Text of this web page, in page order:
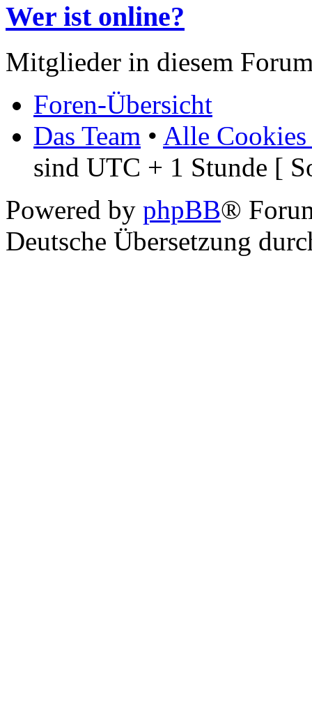
Wer ist online?
Mitglieder in diesem
Foren-Übersicht
Das Team • Alle Cookies
sind UTC + 1 Stunde [
Powered by phpBB®
Deutsche Übersetzung